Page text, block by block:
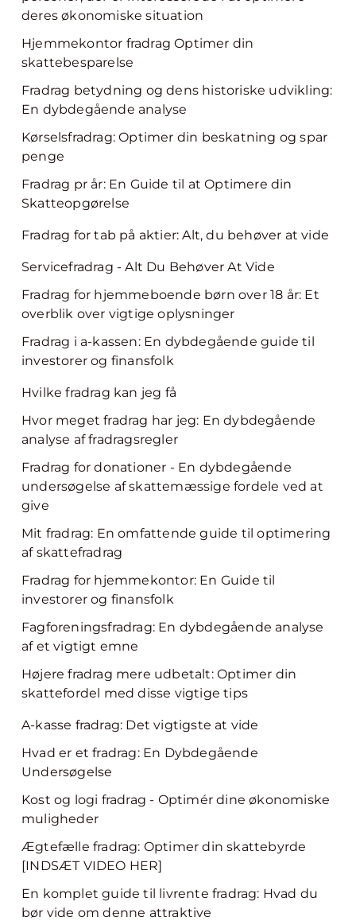
deres økonomiske situation
Hjemmekontor fradrag Optimer din
skattebesparelse
Fradrag betydning og dens historiske udvikling:
En dybdegående analyse
Kørselsfradrag: Optimer din beskatning og spar
penge
Fradrag pr år: En Guide til at Optimere din
Skatteopgørelse
Fradrag for tab på aktier: Alt, du behøver at vide
Servicefradrag - Alt Du Behøver At Vide
Fradrag for hjemmeboende børn over 18 år: Et
overblik over vigtige oplysninger
Fradrag i a-kassen: En dybdegående guide til
investorer og finansfolk
Hvilke fradrag kan jeg få
Hvor meget fradrag har jeg: En dybdegående
analyse af fradragsregler
Fradrag for donationer - En dybdegående
undersøgelse af skattemæssige fordele ved at
give
Mit fradrag: En omfattende guide til optimering
af skattefradrag
Fradrag for hjemmekontor: En Guide til
investorer og finansfolk
Fagforeningsfradrag: En dybdegående analyse
af et vigtigt emne
Højere fradrag mere udbetalt: Optimer din
skattefordel med disse vigtige tips
A-kasse fradrag: Det vigtigste at vide
Hvad er et fradrag: En Dybdegående
Undersøgelse
Kost og logi fradrag - Optimér dine økonomiske
muligheder
Ægtefælle fradrag: Optimer din skattebyrde
[INDSÆT VIDEO HER]
En komplet guide til livrente fradrag: Hvad du
bør vide om denne attraktive